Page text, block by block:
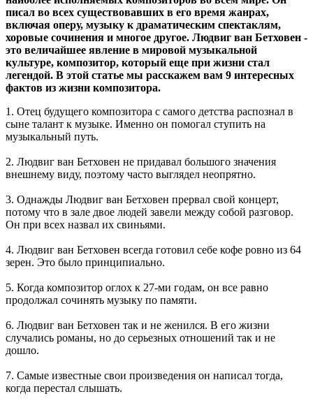
писал во всех существовавших в его время жанрах,
включая оперу, музыку к драматическим спектаклям,
хоровые сочинения и многое другое. Людвиг ван Бетховен -
это величайшее явление в мировой музыкальной
культуре, композитор, который еще при жизни стал
легендой. В этой статье мы расскажем вам 9 интересных
фактов из жизни композитора.
1. Отец будущего композитора с самого детства распознал в
сыне талант к музыке. Именно он помогал ступить на
музыкальный путь.
2. Людвиг ван Бетховен не придавал большого значения
внешнему виду, поэтому часто выглядел неопрятно.
3. Однажды Людвиг ван Бетховен прервал свой концерт,
потому что в зале двое людей завели между собой разговор.
Он при всех назвал их свиньями.
4. Людвиг ван Бетховен всегда готовил себе кофе ровно из 64
зерен. Это было принципиально.
5. Когда композитор оглох к 27-ми годам, он все равно
продолжал сочинять музыку по памяти.
6. Людвиг ван Бетховен так и не женился. В его жизни
случались романы, но до серьезных отношений так и не
дошло.
7. Самые известные свои произведения он написал тогда,
когда перестал слышать.